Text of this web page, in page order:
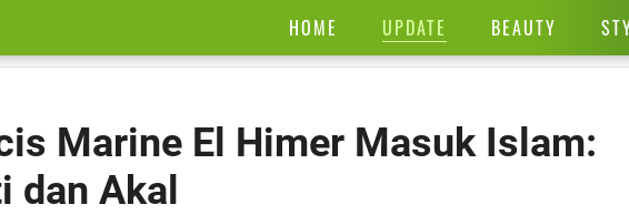
HOME UPDATE BEAUTY
Marine El Himer Masuk Islam:
dan Akal